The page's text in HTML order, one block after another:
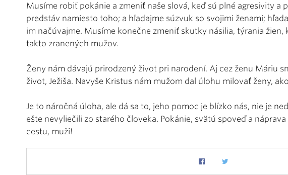
Musíme robiť pokánie a zmeniť naše slová, keď sú plné agresivity a
predstáv namiesto toho; a hľadajme súzvuk so svojimi ženami;
im načúvajme. Musíme konečne zmeniť skutky násilia, týrania žien,
takto zranených mužov.
Ženy nám dávajú prirodzený život pri narodení. Aj cez ženu Máriu
život, Ježiša. Navyše Kristus nám mužom dal úlohu milovať ženy,
Je to náročná úloha, ale dá sa to, jeho pomoc je blízko nás, nie je
ešte nevyliečili zo starého človeka. Pokánie, svätú spoveď a
cestu, muži!